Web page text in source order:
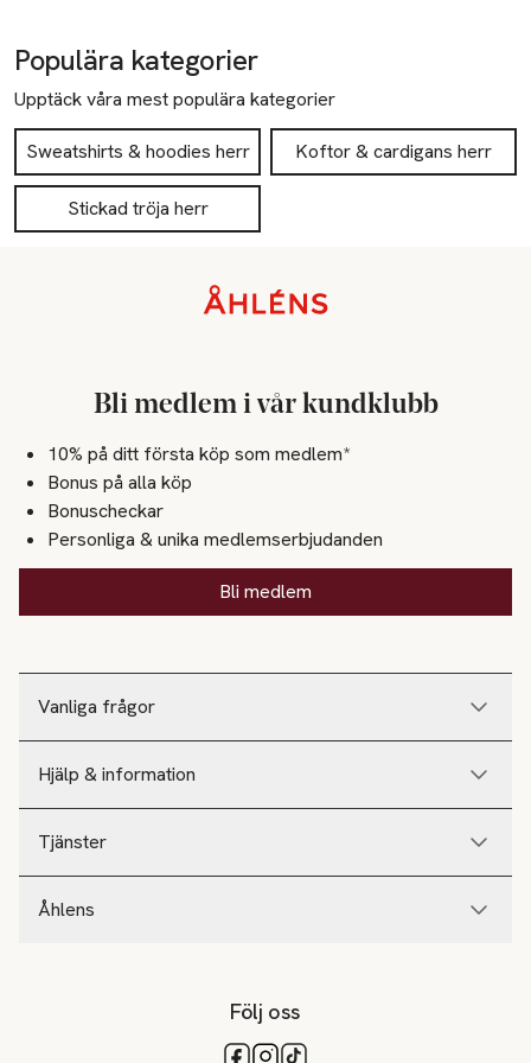
Populära kategorier
Upptäck våra mest populära kategorier
Sweatshirts & hoodies herr Koftor & cardigans herr
Stickad tröja herr
Vanliga frågor
Hjälp & information
Tjänster
Åhlens
Bli medlem i vår kundklubb
10% på ditt första köp som medlem*
Bonus på alla köp
Bonuscheckar
Personliga & unika medlemserbjudanden
Bli medlem
Följ oss